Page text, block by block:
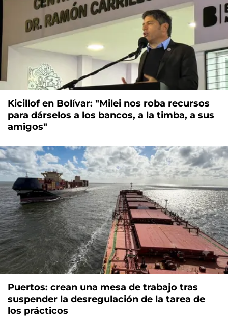
Kicillof en Bolívar: "Milei nos roba recursos
para dárselos a los bancos, a la timba, a sus
amigos"
Puertos: crean una mesa de trabajo tras
suspender la desregulación de la tarea de
los prácticos